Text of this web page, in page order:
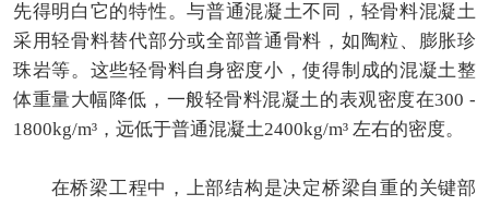
先得明白它的特性。与普通混凝土不同，轻骨料混凝土
采用轻骨料替代部分或全部普通骨料，如陶粒、膨胀珍
珠岩等。这些轻骨料自身密度小，使得制成的混凝土整
体重量大幅降低，一般轻骨料混凝土的表观密度在300 -
1800kg/m³，远低于普通混凝土2400kg/m³ 左右的密度。
在桥梁工程中，上部结构是决定桥梁自重的关键部